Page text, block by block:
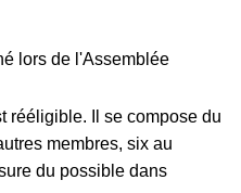
▼
lors de l'Assemblée
rééligible. Il se compose du
membres, six au
du possible dans